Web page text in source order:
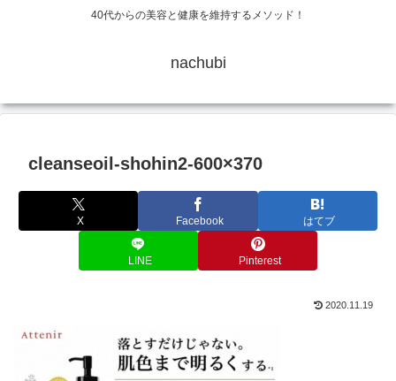
40代からの美容と健康を維持するメソッド！
nachubi
cleanseoil-shohin2-600×370
X Facebook はてブ
LINE Pinterest
2020.11.19